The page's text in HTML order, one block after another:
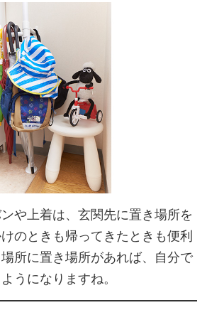
ンや上着は、玄関先に置き場所を
のときも帰ってきたときも便利
所に置き場所があれば、自分で
うになりますね。